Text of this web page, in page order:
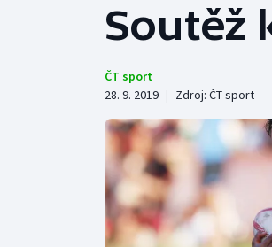
Hokej
Tenis
Cyklistika
Soutěž
ČT sport
28. 9. 2019 | Zdroj: ČT sport